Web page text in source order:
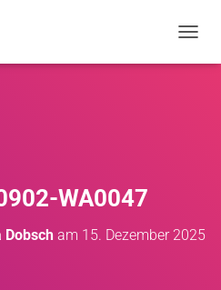
WA0047
Dobsch am 15. Dezember 2025